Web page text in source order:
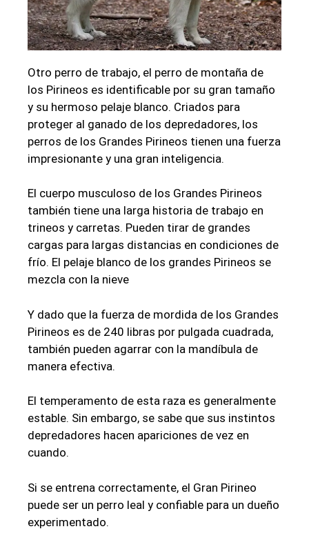
Otro perro de trabajo, el perro de montaña de
los Pirineos es identificable por su gran tamaño
y su hermoso pelaje blanco. Criados para
proteger al ganado de los depredadores, los
perros de los Grandes Pirineos tienen una fuerza
impresionante y una gran inteligencia.
El cuerpo musculoso de los Grandes Pirineos
también tiene una larga historia de trabajo en
trineos y carretas. Pueden tirar de grandes
cargas para largas distancias en condiciones de
frío. El pelaje blanco de los grandes Pirineos se
mezcla con la nieve
Y dado que la fuerza de mordida de los Grandes
Pirineos es de 240 libras por pulgada cuadrada,
también pueden agarrar con la mandíbula de
manera efectiva.
El temperamento de esta raza es generalmente
estable. Sin embargo, se sabe que sus instintos
depredadores hacen apariciones de vez en
cuando.
Si se entrena correctamente, el Gran Pirineo
puede ser un perro leal y confiable para un dueño
experimentado.